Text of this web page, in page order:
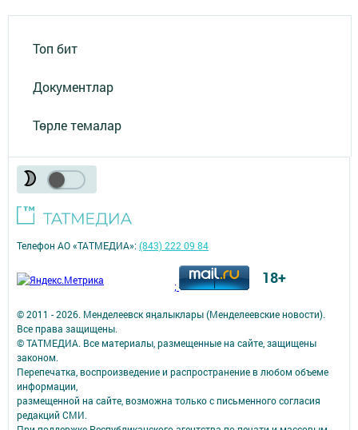
Топ бит
Документлар
Төрле темалар
© 2011 - 2026. Менделеевск яӊалыклары (Менделеевские новости).
Все права защищены.
© ТАТМЕДИА. Все материалы, размещенные на сайте, защищены
законом.
Перепечатка, воспроизведение и распространение в любом объеме
информации,
размещенной на сайте, возможна только с письменного согласия
редакций СМИ.
Телефон АО «ТАТМЕДИА»:(843) 222 09 84
; 18+